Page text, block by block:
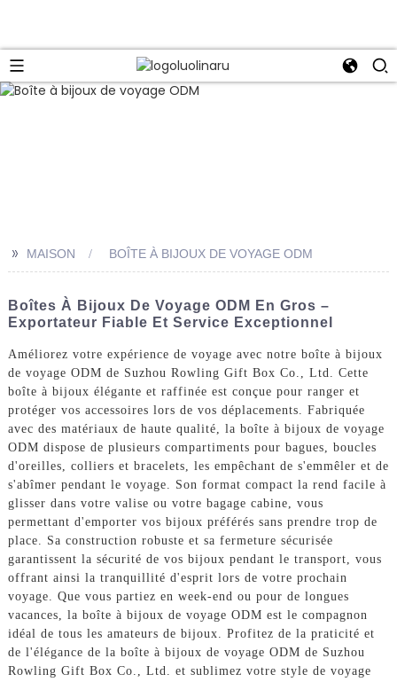
>> MAISON BOÎTE À BIJOUX DE VOYAGE ODM
Boîtes À Bijoux De Voyage ODM En Gros –
Exportateur Fiable Et Service Exceptionnel
Améliorez votre expérience de voyage avec notre boîte à bijoux
de voyage ODM de Suzhou Rowling Gift Box Co., Ltd. Cette
boîte à bijoux élégante et raffinée est conçue pour ranger et
protéger vos accessoires lors de vos déplacements. Fabriquée
avec des matériaux de haute qualité, la boîte à bijoux de voyage
ODM dispose de plusieurs compartiments pour bagues, boucles
d'oreilles, colliers et bracelets, les empêchant de s'emmêler et de
s'abîmer pendant le voyage. Son format compact la rend facile à
glisser dans votre valise ou votre bagage cabine, vous
permettant d'emporter vos bijoux préférés sans prendre trop de
place. Sa construction robuste et sa fermeture sécurisée
garantissent la sécurité de vos bijoux pendant le transport, vous
offrant ainsi la tranquillité d'esprit lors de votre prochain
voyage. Que vous partiez en week-end ou pour de longues
vacances, la boîte à bijoux de voyage ODM est le compagnon
idéal de tous les amateurs de bijoux. Profitez de la praticité et
de l'élégance de la boîte à bijoux de voyage ODM de Suzhou
Rowling Gift Box Co., Ltd. et sublimez votre style de voyage